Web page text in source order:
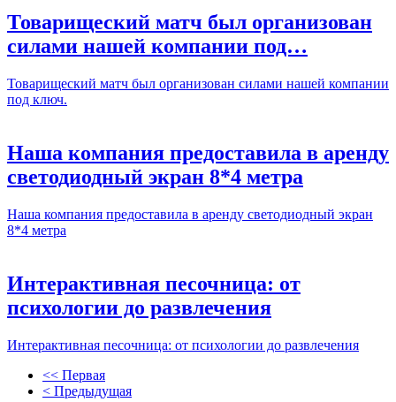
Товарищеский матч был организован
силами нашей компании под…
Товарищеский матч был организован силами нашей компании
под ключ.
Наша компания предоставила в аренду
светодиодный экран 8*4 метра
Наша компания предоставила в аренду светодиодный экран
8*4 метра
Интерактивная песочница: от
психологии до развлечения
Интерактивная песочница: от психологии до развлечения
<< Первая
< Предыдущая